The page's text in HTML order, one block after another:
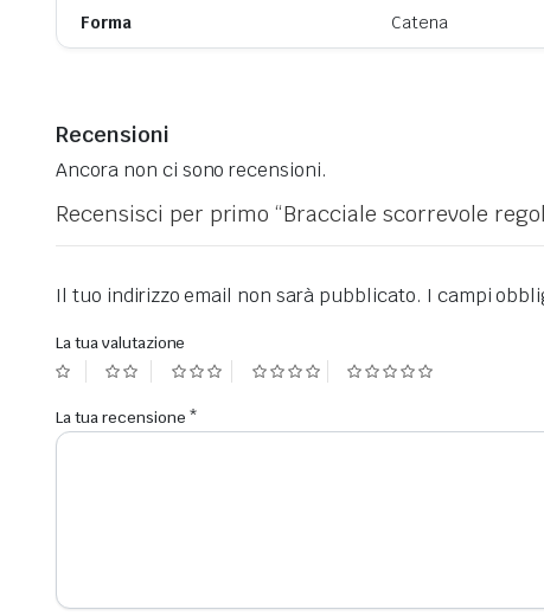
Forma Catena
Recensioni
Ancora non ci sono recensioni.
Recensisci per primo “Bracciale scorrevole
Il tuo indirizzo email non sarà pubblicato. I campi
La tua valutazione
La tua recensione *